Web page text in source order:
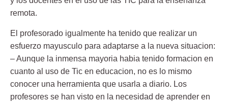
remota.
El profesorado igualmente ha tenido que realizar un
esfuerzo mayusculo para adaptarse a la nueva situacion:
– Aunque la inmensa mayoria habia tenido formacion en
cuanto al uso de Tic en educacion, no es lo mismo
conocer una herramienta que usarla a diario. Los
profesores se han visto en la necesidad de aprender en